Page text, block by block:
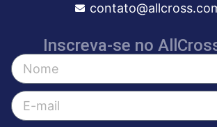
Inscreva-se no